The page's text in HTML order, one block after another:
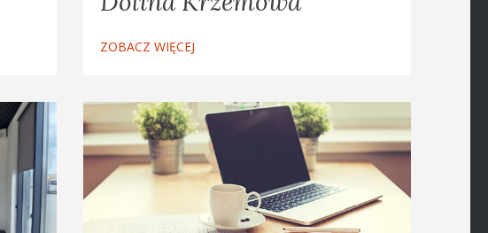
ZOBACZ WIĘCEJ